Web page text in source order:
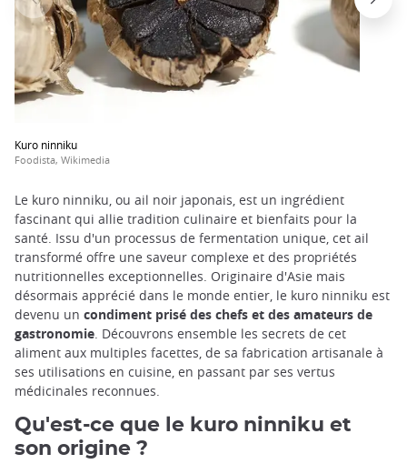
Kuro ninniku
Foodista, Wikimedia
Le kuro ninniku, ou ail noir japonais, est un ingrédient
fascinant qui allie tradition culinaire et bienfaits pour la
santé. Issu d'un processus de fermentation unique, cet ail
transformé offre une saveur complexe et des propriétés
nutritionnelles exceptionnelles. Originaire d'Asie mais
désormais apprécié dans le monde entier, le kuro ninniku est
devenu un condiment prisé des chefs et des amateurs de
gastronomie. Découvrons ensemble les secrets de cet
aliment aux multiples facettes, de sa fabrication artisanale à
ses utilisations en cuisine, en passant par ses vertus
médicinales reconnues.
Qu'est-ce que le kuro ninniku et
son origine ?